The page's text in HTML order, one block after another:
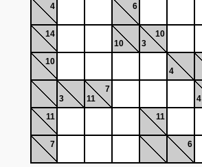
4
6
14
10
10
3
10
4
3
7
11
4
11
11
7 6